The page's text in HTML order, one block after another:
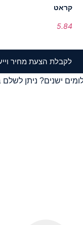
קראט
5.84
לקבלת הצעת מחיר
ישנים? ניתן לשלם